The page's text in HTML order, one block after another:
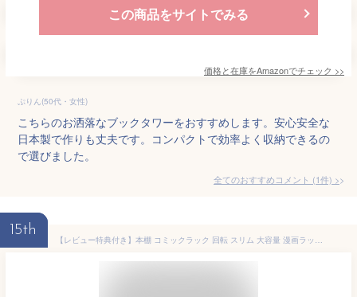
この商品をサイトでみる
価格と在庫をAmazonでチェック >>
ぷりん(50代・女性)
こちらのお洒落なブックタワーをおすすめします。安心安全な
日本製で作りも丈夫です。コンパクトで効率よく収納できるの
で選びました。
全てのおすすめコメント (1件) >
15th
【レビュー特典付き】本棚 コミックラック 回転 スリム 大容量 漫画ラック マンガ オシャレ 収納 ラック 薄型 白 回転式 木製 ハイタイプ cd 文庫本 dvd 省スペース 子ども おしゃれ ホワイト 単行本 幅50cm 一人暮らし ブラウン コンパクト